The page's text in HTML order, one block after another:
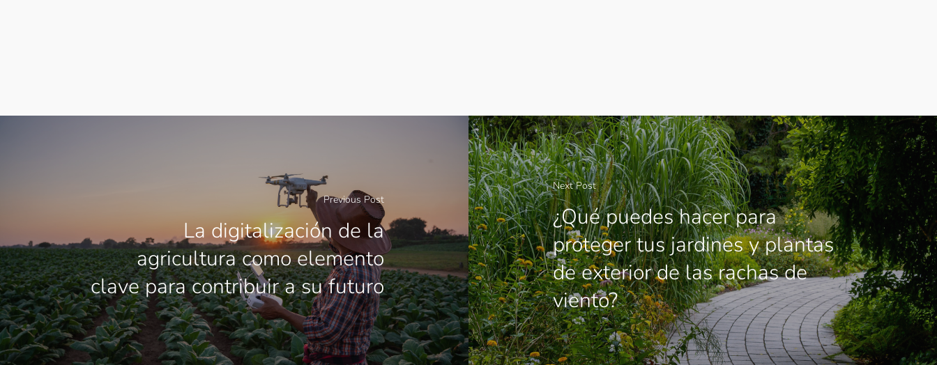
Previous Post
La digitalización de la
agricultura como elemento
clave para contribuir a su futuro
Next Post
¿Qué puedes hacer para
proteger tus jardines y plantas
de exterior de las rachas de
viento?